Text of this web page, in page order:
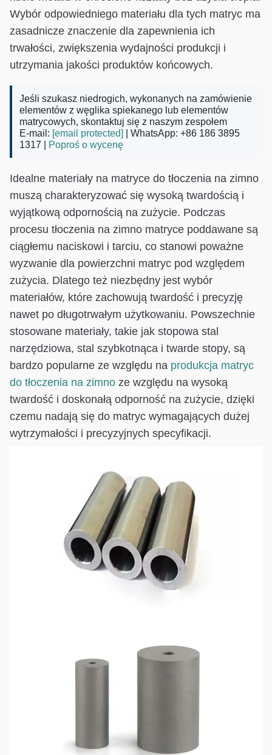
Wybór odpowiedniego materiału dla tych matryc ma
zasadnicze znaczenie dla zapewnienia ich
trwałości, zwiększenia wydajności produkcji i
utrzymania jakości produktów końcowych.
Jeśli szukasz niedrogich, wykonanych na zamówienie
elementów z węglika spiekanego lub elementów
matrycowych, skontaktuj się z naszym zespołem
E-mail: [email protected]
| WhatsApp: +86 186 3895
1317 |
Poproś o wycenę
Idealne materiały na matryce do tłoczenia na zimno
muszą charakteryzować się wysoką twardością i
wyjątkową odpornością na zużycie. Podczas
procesu tłoczenia na zimno matryce poddawane są
ciągłemu naciskowi i tarciu, co stanowi poważne
wyzwanie dla powierzchni matryc pod względem
zużycia. Dlatego też niezbędny jest wybór
materiałów, które zachowują twardość i precyzję
nawet po długotrwałym użytkowaniu. Powszechnie
stosowane materiały, takie jak stopowa stal
narzędziowa, stal szybkotnąca i twarde stopy, są
bardzo popularne ze względu na produkcja matryc
do tłoczenia na zimno ze względu na wysoką
twardość i doskonałą odporność na zużycie, dzięki
czemu nadają się do matryc wymagających dużej
wytrzymałości i precyzyjnych specyfikacji.